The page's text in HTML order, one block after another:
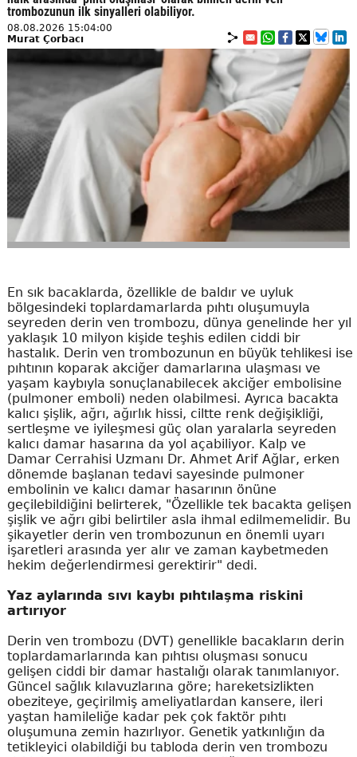
trombozunun ilk sinyalleri olabiliyor.
08.08.2026 15:04:00
Murat Çorbacı
En sık bacaklarda, özellikle de baldır ve uyluk
bölgesindeki toplardamarlarda pıhtı oluşumuyla
seyreden derin ven trombozu, dünya genelinde her yıl
yaklaşık 10 milyon kişide teşhis edilen ciddi bir
hastalık. Derin ven trombozunun en büyük tehlikesi ise
pıhtının koparak akciğer damarlarına ulaşması ve
yaşam kaybıyla sonuçlanabilecek akciğer embolisine
(pulmoner emboli) neden olabilmesi. Ayrıca bacakta
kalıcı şişlik, ağrı, ağırlık hissi, ciltte renk değişikliği,
sertleşme ve iyileşmesi güç olan yaralarla seyreden
kalıcı damar hasarına da yol açabiliyor. Kalp ve
Damar Cerrahisi Uzmanı Dr. Ahmet Arif Ağlar, erken
dönemde başlanan tedavi sayesinde pulmoner
embolinin ve kalıcı damar hasarının önüne
geçilebildiğini belirterek, "Özellikle tek bacakta gelişen
şişlik ve ağrı gibi belirtiler asla ihmal edilmemelidir. Bu
şikayetler derin ven trombozunun en önemli uyarı
işaretleri arasında yer alır ve zaman kaybetmeden
hekim değerlendirmesi gerektirir" dedi.
Yaz aylarında sıvı kaybı pıhtılaşma riskini
artırıyor
Derin ven trombozu (DVT) genellikle bacakların derin
toplardamarlarında kan pıhtısı oluşması sonucu
gelişen ciddi bir damar hastalığı olarak tanımlanıyor.
Güncel sağlık kılavuzlarına göre; hareketsizlikten
obeziteye, geçirilmiş ameliyatlardan kansere, ileri
yaştan hamileliğe kadar pek çok faktör pıhtı
oluşumuna zemin hazırlıyor. Genetik yatkınlığın da
tetikleyici olabildiği bu tabloda derin ven trombozu